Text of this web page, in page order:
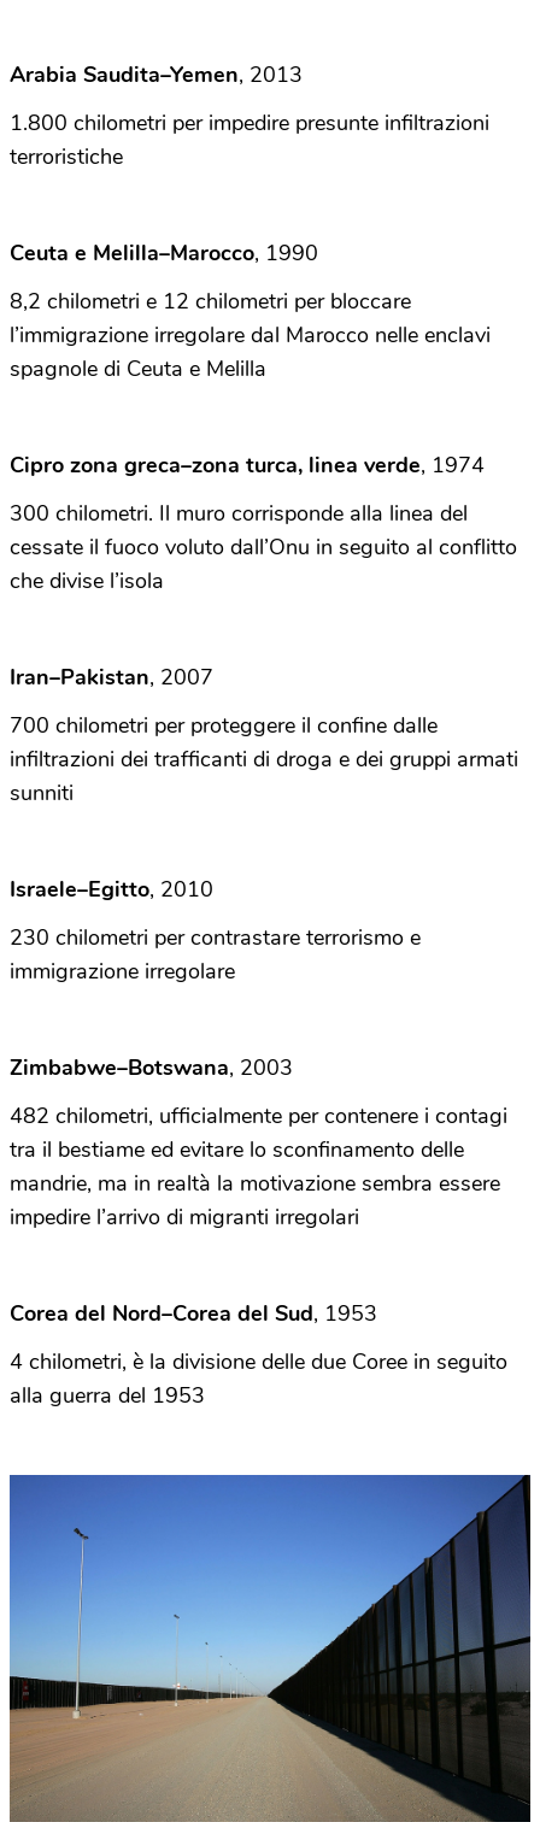
Arabia Saudita–Yemen, 2013
1.800 chilometri per impedire presunte infiltrazioni
terroristiche
Ceuta e Melilla–Marocco, 1990
8,2 chilometri e 12 chilometri per bloccare
l’immigrazione irregolare dal Marocco nelle enclavi
spagnole di Ceuta e Melilla
Cipro zona greca–zona turca, linea verde, 1974
300 chilometri. Il muro corrisponde alla linea del
cessate il fuoco voluto dall’Onu in seguito al conflitto
che divise l’isola
Iran–Pakistan, 2007
700 chilometri per proteggere il confine dalle
infiltrazioni dei trafficanti di droga e dei gruppi armati
sunniti
Israele–Egitto, 2010
230 chilometri per contrastare terrorismo e
immigrazione irregolare
Zimbabwe–Botswana, 2003
482 chilometri, ufficialmente per contenere i contagi
tra il bestiame ed evitare lo sconfinamento delle
mandrie, ma in realtà la motivazione sembra essere
impedire l’arrivo di migranti irregolari
Corea del Nord–Corea del Sud, 1953
4 chilometri, è la divisione delle due Coree in seguito
alla guerra del 1953